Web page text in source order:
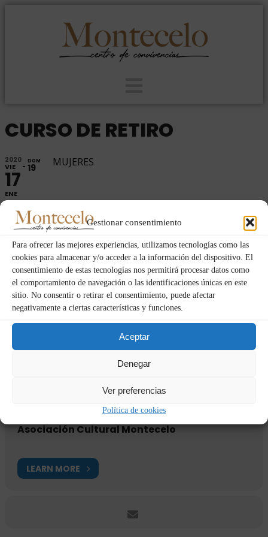
Gestionar consentimiento
Para ofrecer las mejores experiencias, utilizamos tecnologías como las
cookies para almacenar y/o acceder a la información del dispositivo. El
consentimiento de estas tecnologías nos permitirá procesar datos como
el comportamiento de navegación o las identificaciones únicas en este
sitio. No consentir o retirar el consentimiento, puede afectar
negativamente a ciertas características y funciones.
Aceptar
Denegar
Ver preferencias
Política de cookies
CURSO DE RETIRO
2020
VIE
17
ENE
DOM
19 MUJERES
Fechas y horas
17/01/2020 17:00 19/01/2020 18:30 (GMT+01:00)
CALENDAR GOOGLECAL
Asociación Cultural Montecelo
LEARN MORE